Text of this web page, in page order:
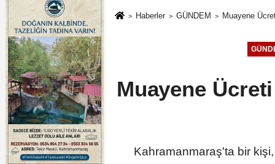
Haberler GÜNDEM Muayene
Muayene Ücreti
Kahramanmaraş'ta bir